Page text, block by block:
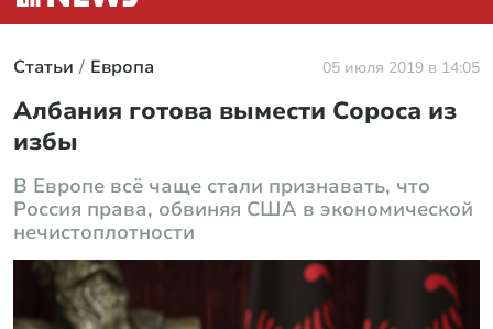
Статьи Европа 05 июля 2019 в 14:05
Албания готова вымести Сороса из
избы
В Европе всё чаще стали признавать, что
Россия права, обвиняя США в экономической
нечистоплотности